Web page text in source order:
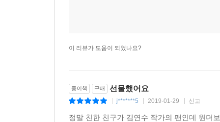
이 리뷰가 도움이 되었나요?
종이책 구매 선물했어요
j*******5 2019-01-29 신고
정말 친한 친구가 김연수 작가의 팬인데 원더